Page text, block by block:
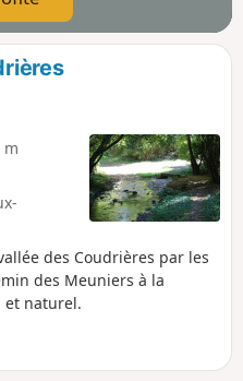
m
des Coudrières par les
des Meuniers à la
et naturel.